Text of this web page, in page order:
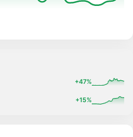
+47%
+15%